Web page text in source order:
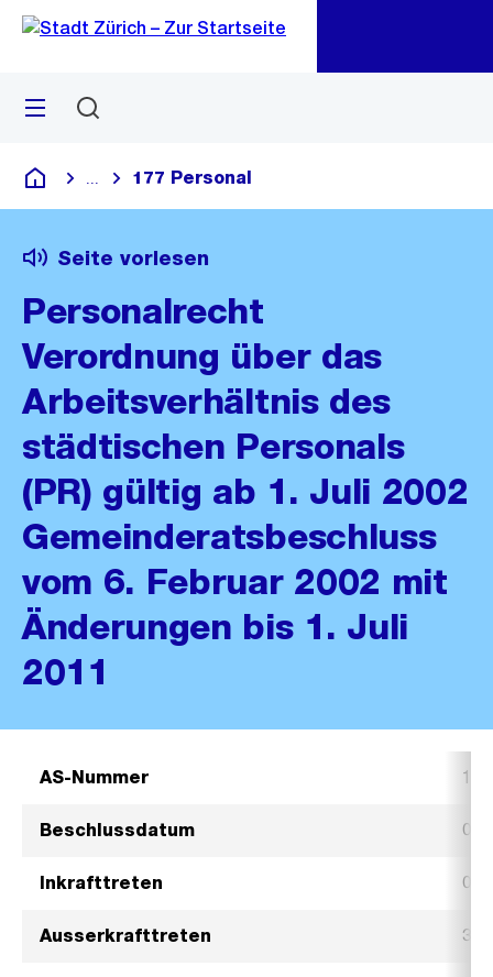
Navigation
Sprunglink
Menü
Deutsch
Blende alle Breadcrumbs ein
177 Personal
Seite vorlesen
Personalrecht
Verordnung über das
Arbeitsverhältnis des
städtischen Personals
(PR) gültig ab 1. Juli 2002
Gemeinderatsbeschluss
vom 6. Februar 2002 mit
Änderungen bis 1. Juli
2011
AS-Nummer
Beschlussdatum
Inkrafttreten
Ausserkrafttreten